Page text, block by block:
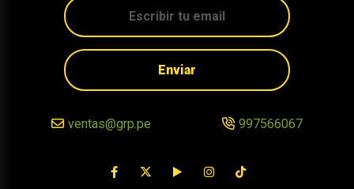
Enviar
ventas@grp.pe 997566067